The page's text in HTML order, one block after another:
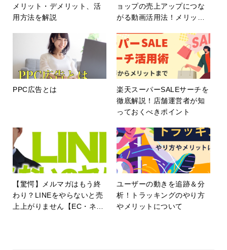
メリット・デメリット、活
用方法を解説
ョップの売上アップにつな
がる動画活用法！メリッ
PPC広告とは
楽天スーパーSALEサーチを
徹底解説！店舗運営者が知
っておくべきポイント
【驚愕】メルマガはもう終
わり？LINEをやらないと売
上上がりません【EC・ネッ
ユーザーの動きを追跡＆分
析！トラッキングのやり方
やメリットについて